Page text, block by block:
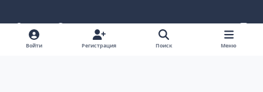
Светлый режим
Темный режим
Как в системе
v
k
Политика конфиденциальности
Войти Регистрация Поиск Меню